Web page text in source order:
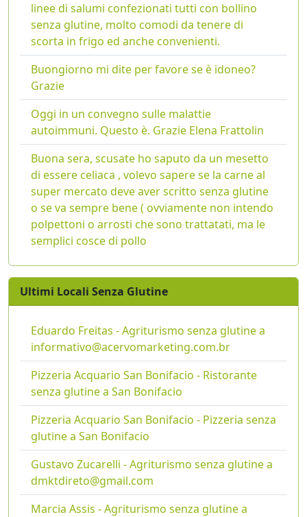
linee di salumi confezionati tutti con bollino
senza glutine, molto comodi da tenere di
scorta in frigo ed anche convenienti.
Buongiorno mi dite per favore se è idoneo?
Grazie
Oggi in un convegno sulle malattie
autoimmuni. Questo è. Grazie Elena Frattolin
Buona sera, scusate ho saputo da un mesetto
di essere celiaca , volevo sapere se la carne al
super mercato deve aver scritto senza glutine
o se va sempre bene ( ovviamente non intendo
polpettoni o arrosti che sono trattatati, ma le
semplici cosce di pollo
Ultimi Locali Senza Glutine
Eduardo Freitas - Agriturismo senza glutine a
informativo@acervomarketing.com.br
Pizzeria Acquario San Bonifacio - Ristorante
senza glutine a San Bonifacio
Pizzeria Acquario San Bonifacio - Pizzeria senza
glutine a San Bonifacio
Gustavo Zucarelli - Agriturismo senza glutine a
dmktdireto@gmail.com
Marcia Assis - Agriturismo senza glutine a